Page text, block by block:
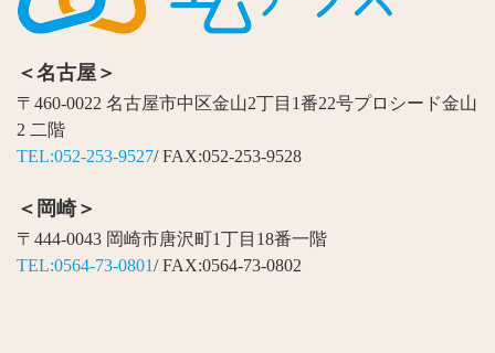
＜名古屋＞
〒460-0022 名古屋市中区金山2丁目1番22号プロシード金山
2 二階
TEL:052-253-9527/ FAX:052-253-9528
＜岡崎＞
〒444-0043 岡崎市唐沢町1丁目18番一階
TEL:0564-73-0801/ FAX:0564-73-0802